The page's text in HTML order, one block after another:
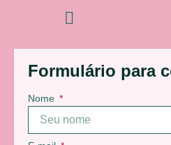
Formulário para
Nome